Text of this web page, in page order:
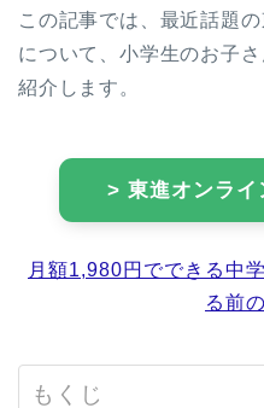
この記事では、最近話題
について、小学生のお子
紹介します。
> 東進オンライ
月額1,980円でできる中
る前
もくじ